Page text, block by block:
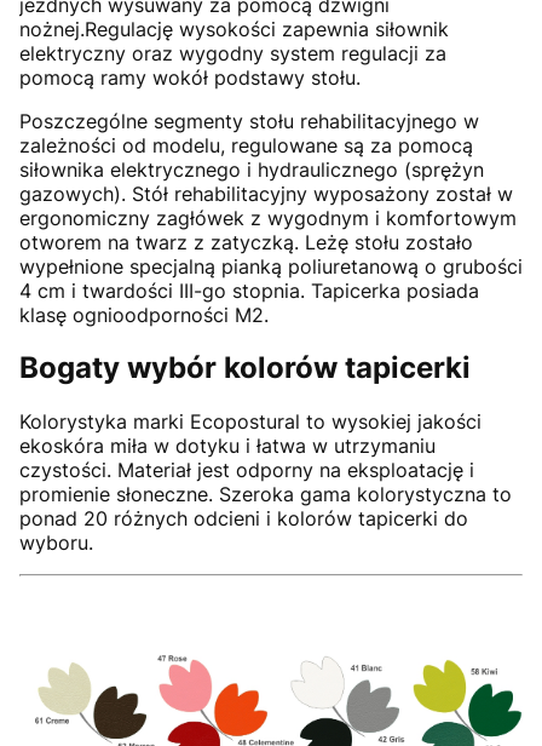
nożnej.Regulację wysokości zapewnia siłownik
elektryczny oraz wygodny system regulacji za
pomocą ramy wokół podstawy stołu.
Poszczególne segmenty stołu rehabilitacyjnego w
zależności od modelu, regulowane są za pomocą
siłownika elektrycznego i hydraulicznego (sprężyn
gazowych). Stół rehabilitacyjny wyposażony został w
ergonomiczny zagłówek z wygodnym i komfortowym
otworem na twarz z zatyczką. Leżę stołu zostało
wypełnione specjalną pianką poliuretanową o grubości
4 cm i twardości III-go stopnia. Tapicerka posiada
klasę ognioodporności M2.
Bogaty wybór kolorów tapicerki
Kolorystyka marki Ecopostural to wysokiej jakości
ekoskóra miła w dotyku i łatwa w utrzymaniu
czystości. Materiał jest odporny na eksploatację i
promienie słoneczne. Szeroka gama kolorystyczna to
ponad 20 różnych odcieni i kolorów tapicerki do
wyboru.